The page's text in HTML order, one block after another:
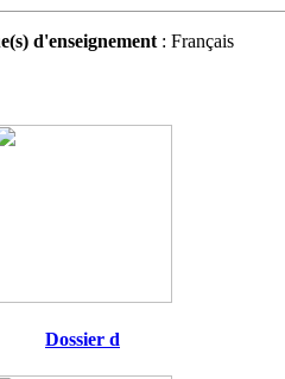
d'enseignement : Français
Dossier d